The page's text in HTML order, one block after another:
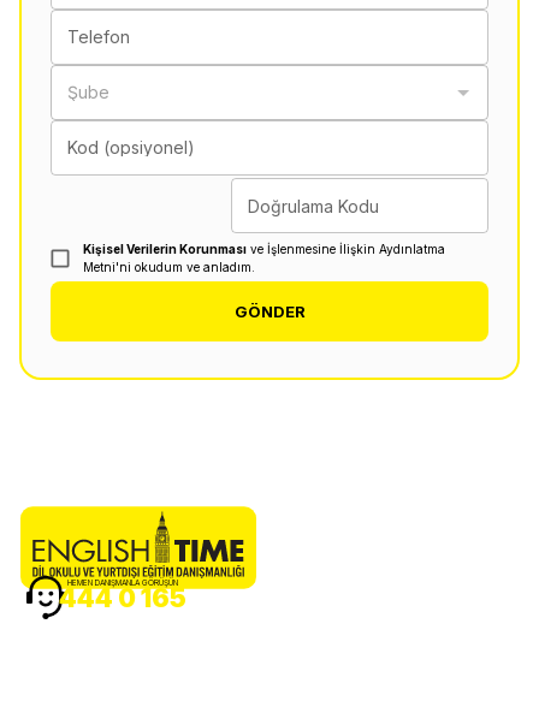
Telefon
Şube
Kod (opsiyonel)
Doğrulama Kodu
Kişisel Verilerin Korunması ve İşlenmesine İlişkin Aydınlatma
Metni'ni okudum ve anladım.
GÖNDER
HEMEN DANIŞMANLA GÖRÜŞÜN
444 0 165